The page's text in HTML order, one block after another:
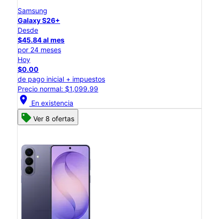
Samsung
Galaxy S26+
Desde
$45.84 al mes
por 24 meses
Hoy
$0.00
de pago inicial + impuestos
Precio normal: $1,099.99
location_on En existencia
Ver 8 ofertas